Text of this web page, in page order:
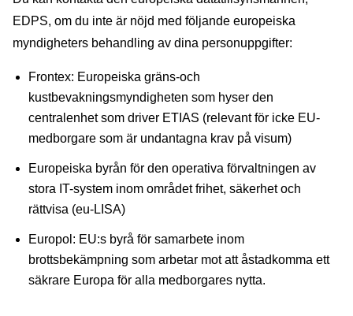
EDPS, om du inte är nöjd med följande europeiska
myndigheters behandling av dina personuppgifter:
Frontex: Europeiska gräns-och
kustbevakningsmyndigheten som hyser den
centralenhet som driver ETIAS (relevant för icke EU-
medborgare som är undantagna krav på visum)
Europeiska byrån för den operativa förvaltningen av
stora IT-system inom området frihet, säkerhet och
rättvisa (eu-LISA)
Europol: EU:s byrå för samarbete inom
brottsbekämpning som arbetar mot att åstadkomma ett
säkrare Europa för alla medborgares nytta.